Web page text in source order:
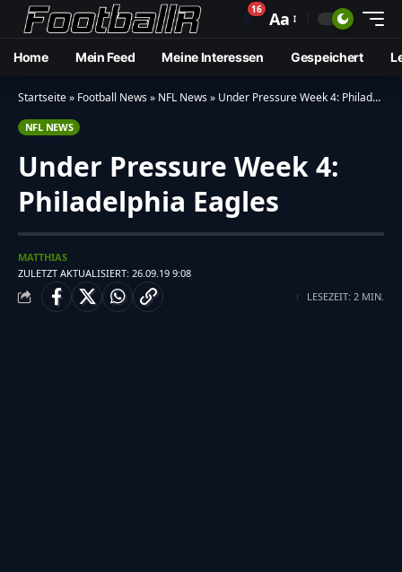
🔔16 Aa
Home Mein Feed Meine Interessen Gespeichert
Startseite» Football News» NFL News» Under Pressure Week 4: Philadelphia Eagles
NFL NEWS
Under Pressure Week 4:
Philadelphia Eagles
ZULETZT AKTUALISIERT: 26.09.19 9:08
MATTHIAS
LESEZEIT: 2 MIN.